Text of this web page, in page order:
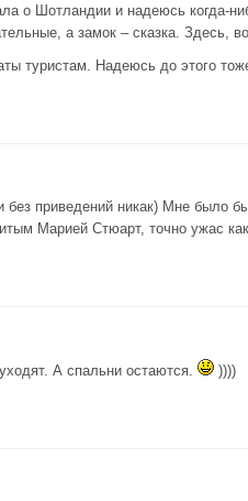
о Шотландии и надеюсь когда-
а замок – сказка. Здесь,
туристам. Надеюсь до этого
приведений никак) Мне было
Марией Стюарт, точно ужас
А спальни остаются. ))))